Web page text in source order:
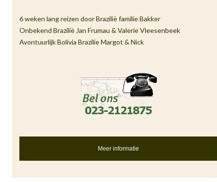
6 weken lang reizen door Brazilië familie Bakker
Onbekend Brazilië Jan Frumau & Valerie Vleesenbeek
Avontuurlijk Bolivia Brazilie Margot & Nick
Meer informatie